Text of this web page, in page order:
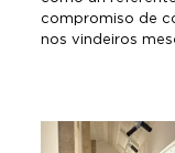
compromiso de
nos vindeiros